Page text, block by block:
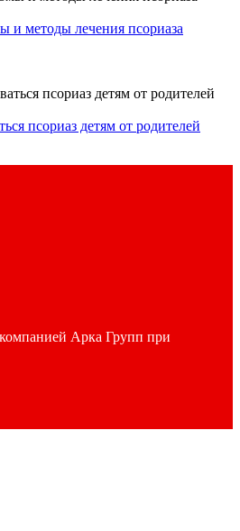
методы лечения псориаза
псориаз детям от родителей
Арка Групп при